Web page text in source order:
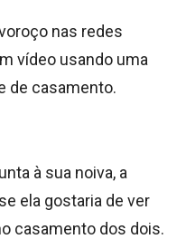
nas redes
vídeo usando uma
de casamento.
à sua noiva, a
ela gostaria de ver
casamento dos dois.